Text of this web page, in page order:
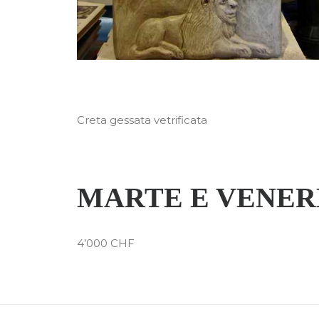
Creta gessata vetrificata
MARTE E
4’000 CHF